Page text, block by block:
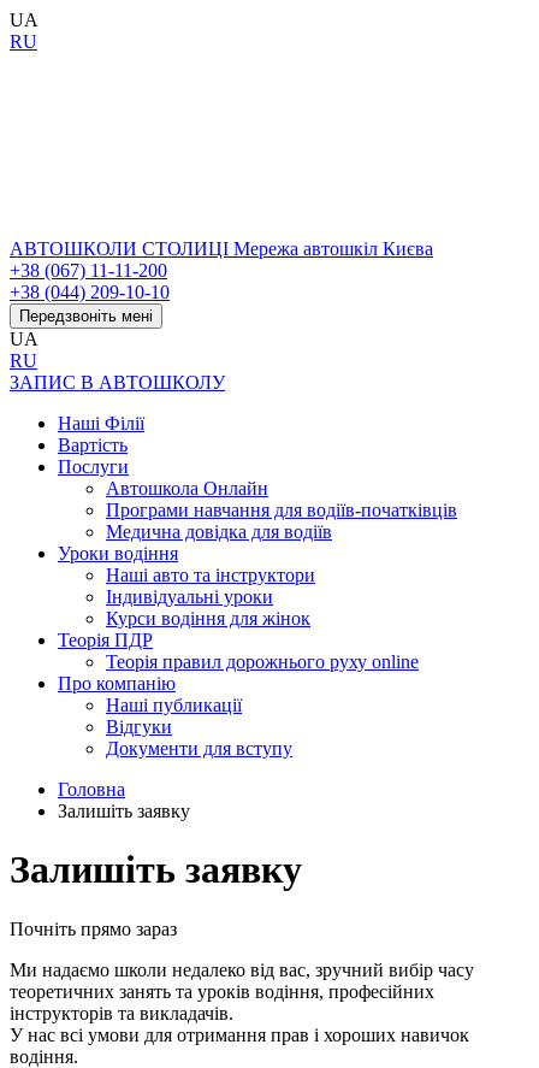
UA
RU
АВТОШКОЛИ СТОЛИЦІ Мережа автошкіл Києва
+38 (067) 11-11-200
+38 (044) 209-10-10
Передзвоніть мені
UA
RU
ЗАПИС В АВТОШКОЛУ
Наші Філії
Вартість
Послуги
Автошкола Онлайн
Програми навчання для водіїв-початківців
Медична довідка для водіїв
Уроки водіння
Наші авто та інструктори
Індивідуальні уроки
Курси водіння для жінок
Теорія ПДР
Теорія правил дорожнього руху online
Про компанію
Наші публикації
Відгуки
Документи для вступу
Головна
Залишіть заявку
Залишіть заявку
Почніть прямо зараз
Ми надаємо школи недалеко від вас, зручний вибір часу
теоретичних занять та уроків водіння, професійних
інструкторів та викладачів.
У нас всі умови для отримання прав і хороших навичок
водіння.